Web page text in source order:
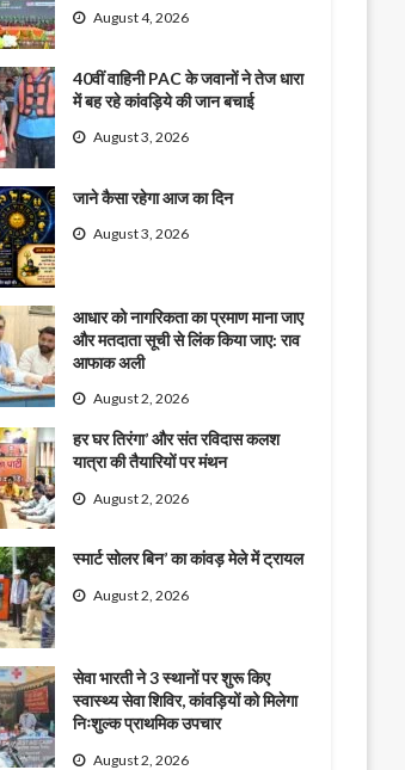
August 4, 2026
40वीं वाहिनी PAC के जवानों ने तेज धारा
में बह रहे कांवड़िये की जान बचाई
August 3, 2026
जाने कैसा रहेगा आज का दिन
August 3, 2026
आधार को नागरिकता का प्रमाण माना जाए
और मतदाता सूची से लिंक किया जाए: राव
आफाक अली
August 2, 2026
हर घर तिरंगा’ और संत रविदास कलश
यात्रा की तैयारियों पर मंथन
August 2, 2026
स्मार्ट सोलर बिन’ का कांवड़ मेले में ट्रायल
August 2, 2026
सेवा भारती ने 3 स्थानों पर शुरू किए
स्वास्थ्य सेवा शिविर, कांवड़ियों को मिलेगा
निःशुल्क प्राथमिक उपचार
August 2, 2026